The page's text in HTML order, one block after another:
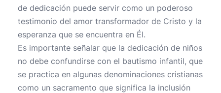
de dedicación puede servir como un poderoso
testimonio del amor transformador de Cristo y la
esperanza que se encuentra en Él.
Es importante señalar que la dedicación de niños
no debe confundirse con el bautismo infantil, que
se practica en algunas denominaciones cristianas
como un sacramento que significa la inclusión